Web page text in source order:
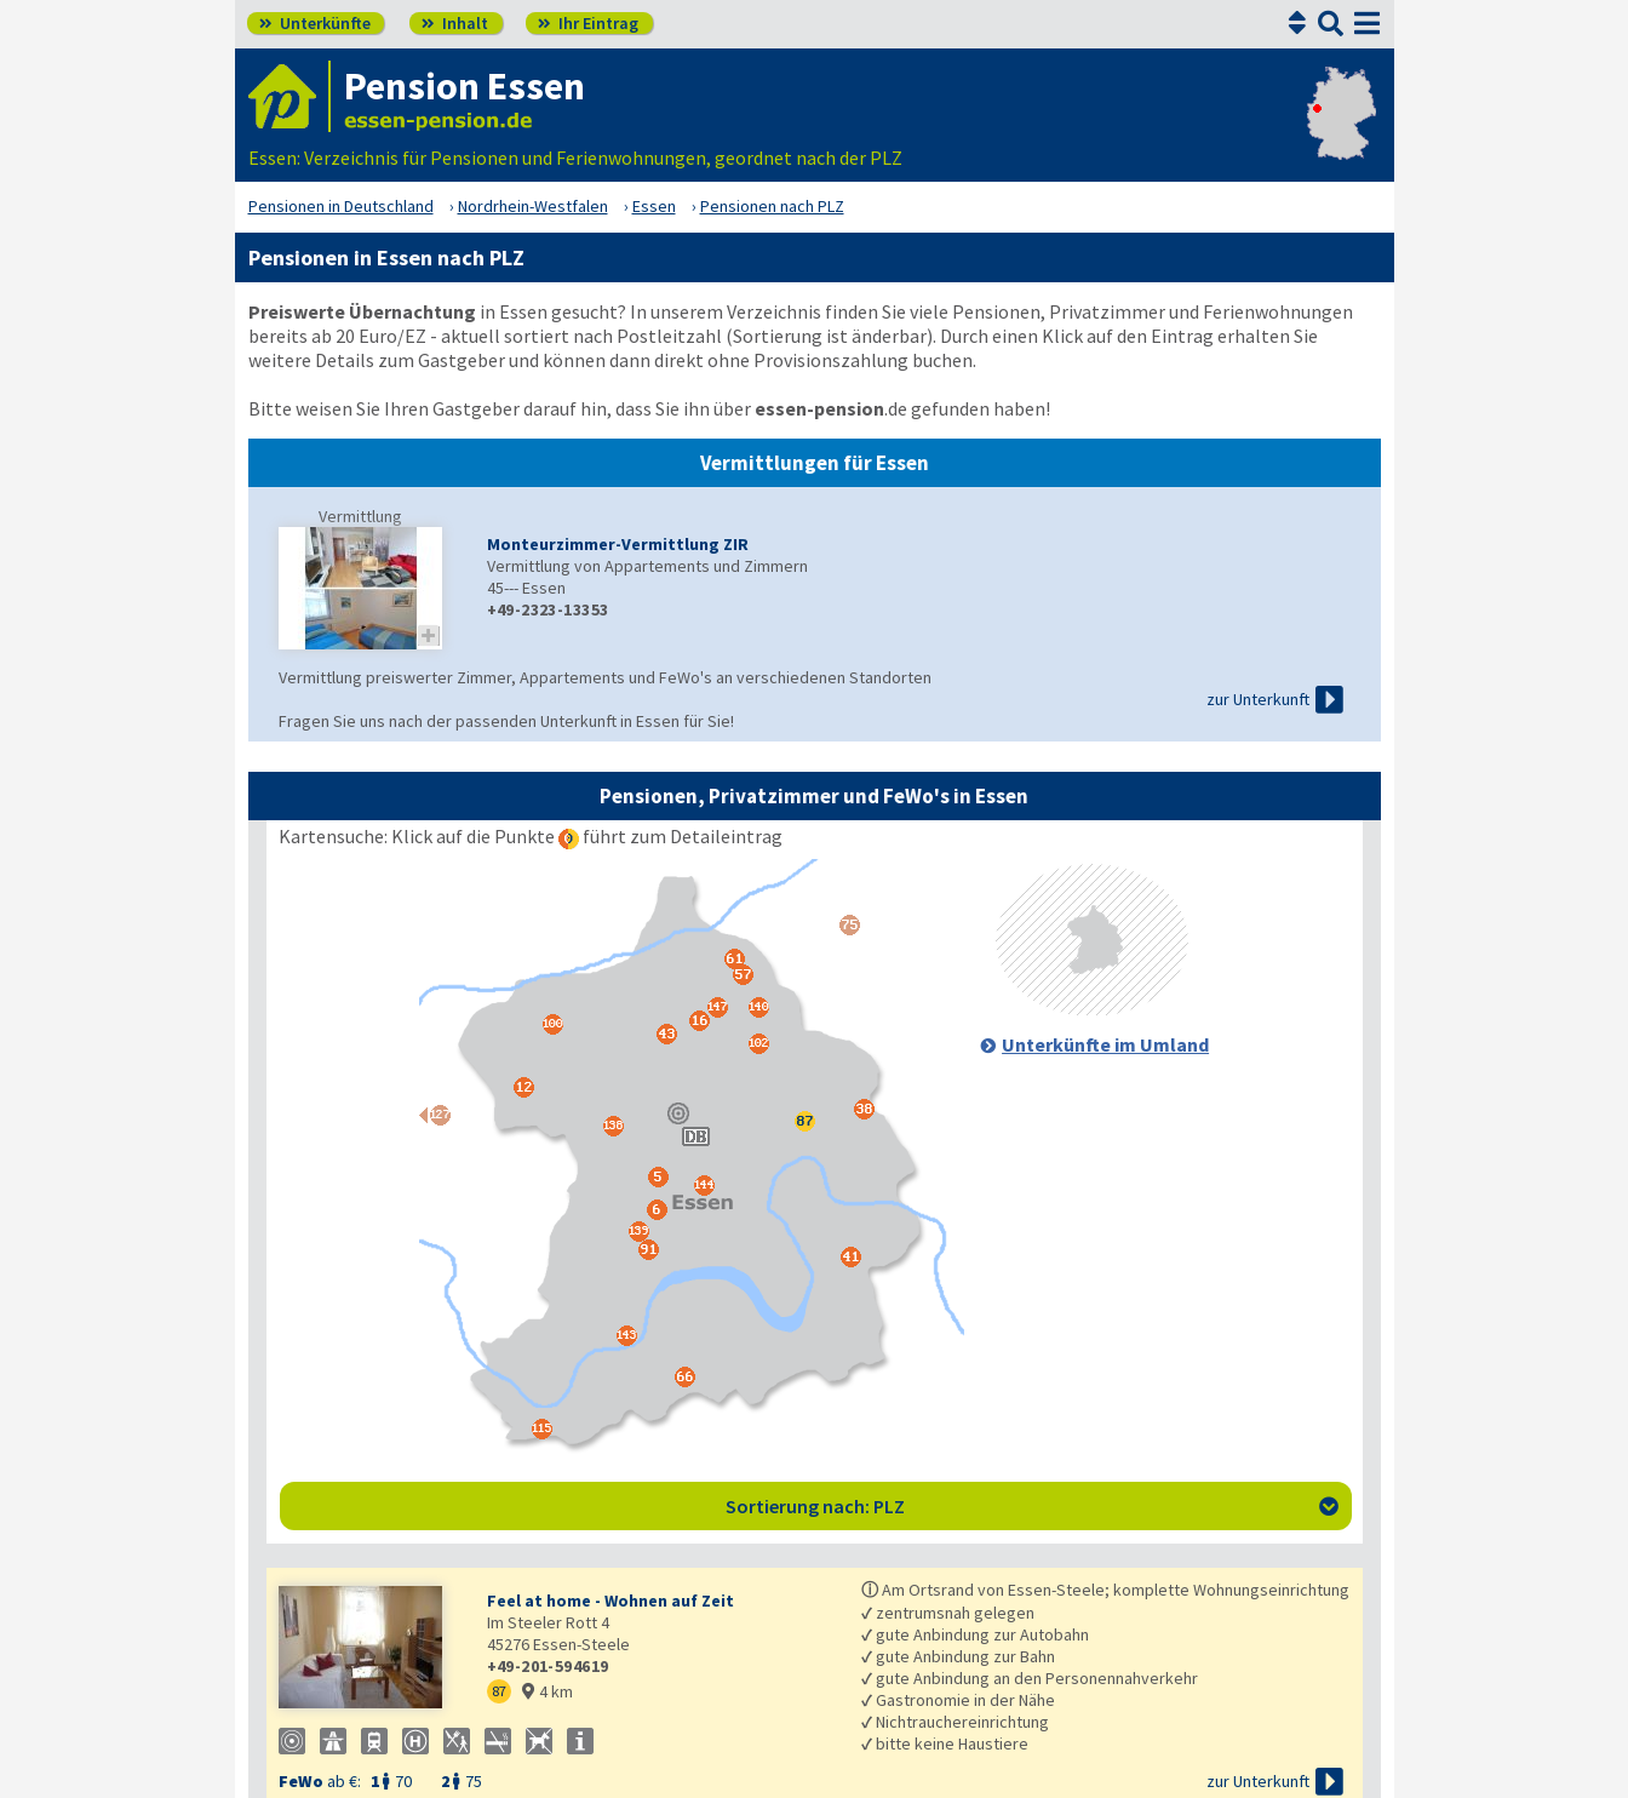
 Unterkünfte  Inhalt  Ihr Eintrag 

Pension Essen
Essen: Verzeichnis für Pensionen und Ferienwohnungen, geordnet nach der PLZ
Pensionen in Deutschland Nordrhein-Westfalen Essen Pensionen nach PLZ
Pensionen in Essen nach PLZ
Preiswerte Übernachtung in Essen gesucht? In unserem Verzeichnis finden Sie viele Pensionen, Privatzimmer und Ferienwohnungen
bereits ab 20 Euro/EZ - aktuell sortiert nach Postleitzahl (Sortierung ist änderbar). Durch einen Klick auf den Eintrag erhalten Sie
weitere Details zum Gastgeber und können dann direkt ohne Provisionszahlung buchen.
Bitte weisen Sie Ihren Gastgeber darauf hin, dass Sie ihn über essen-pension.de gefunden haben!
Vermittlungen für Essen
Vermittlung

Monteurzimmer-Vermittlung ZIR
Vermittlung von Appartements und Zimmern
45---Essen
+49-2323-13353
Vermittlung preiswerter Zimmer, Appartements und FeWo's an verschiedenen Standorten
Fragen Sie uns nach der passenden Unterkunft in Essen für Sie!
zur Unterkunft 
Pensionen, Privatzimmer und FeWo's in Essen
Kartensuche: Klick auf die Punkte führt zum Detaileintrag
Unterkünfte im Umland
Sortierung nach: PLZ 
Feel at home - Wohnen auf Zeit
Im Steeler Rott 4
45276Essen-Steele
+49-201-594619
87  4 km
FeWo ab €: 1  70 2  75
ⓘAm Ortsrand von Essen-Steele; komplette Wohnungseinrichtung
✓ zentrumsnah gelegen
✓gute Anbindung zur Autobahn
✓gute Anbindung zur Bahn
✓gute Anbindung an den Personennahverkehr
✓Gastronomie in der Nähe
✓Nichtrauchereinrichtung
✓bitte keine Haustiere
zur Unterkunft 